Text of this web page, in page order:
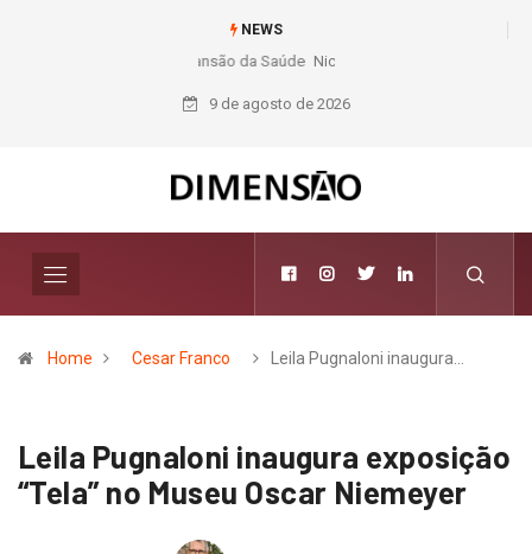
NEWS
Nichele completa 50 anos com 14 lojas e presença entre os maiores
varejistas de materiais de construção do Brasil
9 de agosto de 2026
Home Cesar Franco Leila Pugnaloni inaugura…
Leila Pugnaloni inaugura exposição
“Tela” no Museu Oscar Niemeyer